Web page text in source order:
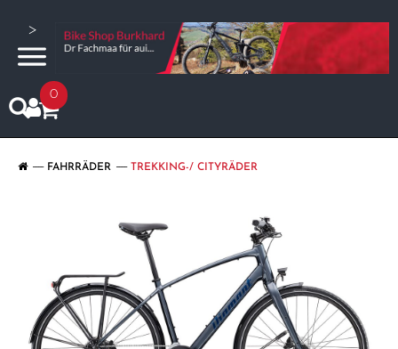
>
0
FAHRRÄDER TREKKING-/ CITYRÄDER